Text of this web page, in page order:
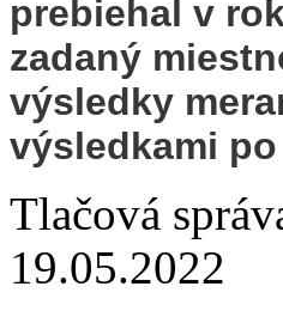
prebiehal v
zadaný
výsledky
výsledkami
Tlačová
19.05.2022